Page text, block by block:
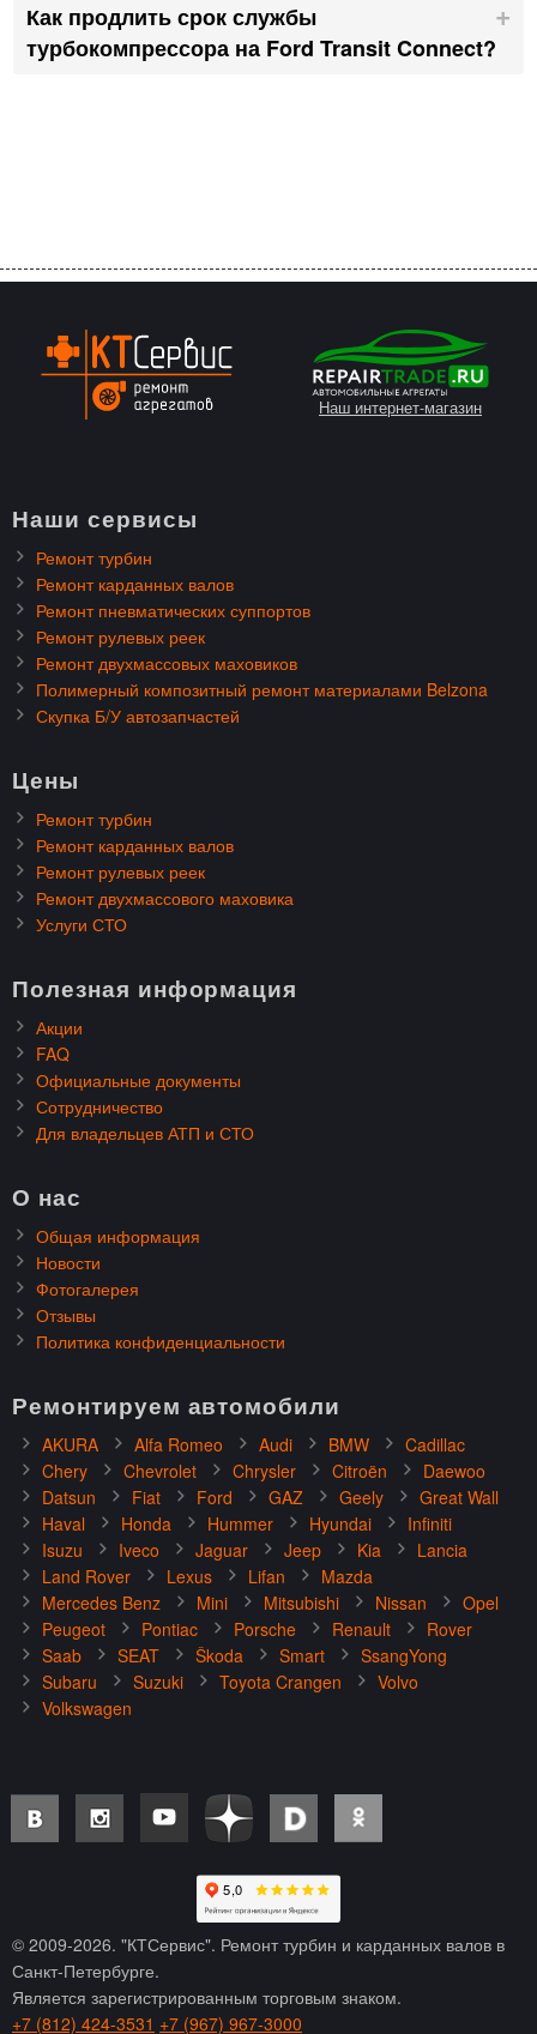
Как продлить срок службы
турбокомпрессора на Ford Transit Connect?
Наш интернет-магазин
Наши сервисы
Ремонт турбин
Ремонт карданных валов
Ремонт пневматических суппортов
Ремонт рулевых реек
Ремонт двухмассовых маховиков
Полимерный композитный ремонт материалами Belzona
Скупка Б/У автозапчастей
Цены
Ремонт турбин
Ремонт карданных валов
Ремонт рулевых реек
Ремонт двухмассового маховика
Услуги СТО
Полезная информация
Акции
FAQ
Официальные документы
Сотрудничество
Для владельцев АТП и СТО
О нас
Общая информация
Новости
Фотогалерея
Отзывы
Политика конфиденциальности
Ремонтируем автомобили
AKURA Alfa Romeo Audi BMW
Cadillac
Chery
Chevrolet Chrysler Citroën
Daewoo
Datsun
Fiat Ford GAZ Geely
Great Wall
Haval
Honda Hummer Hyundai
Infiniti
Isuzu
Iveco Jaguar Jeep Kia
Lancia
Land Rover
Lexus Lifan
Mazda
Mercedes Benz
Mini Mitsubishi Nissan
Opel
Peugeot
Pontiac Porsche Renault
Rover
Saab
SEAT Škoda Smart
SsangYong
Subaru
Suzuki Toyota Crangen
Volvo
Volkswagen
© 2009-2026. "КТСервис". Ремонт турбин и карданных валов в
Санкт-Петербурге.
Является зарегистрированным торговым знаком.
+7 (812) 424-3531 +7 (967) 967-3000